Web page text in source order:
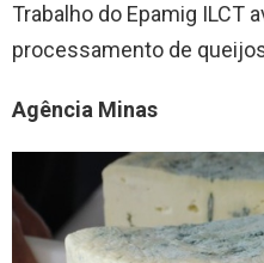
Trabalho do Epamig ILCT
processamento de
Agência Minas